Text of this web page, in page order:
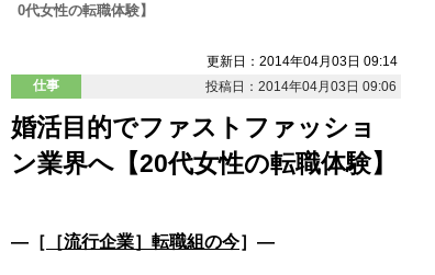
0代女性の転職体験】
更新日：2014年04月03日 09:14
仕事
投稿日：2014年04月03日 09:06
婚活目的でファストファッショ
ン業界へ【20代女性の転職体験】
―［ ［流行企業］転職組の今］―